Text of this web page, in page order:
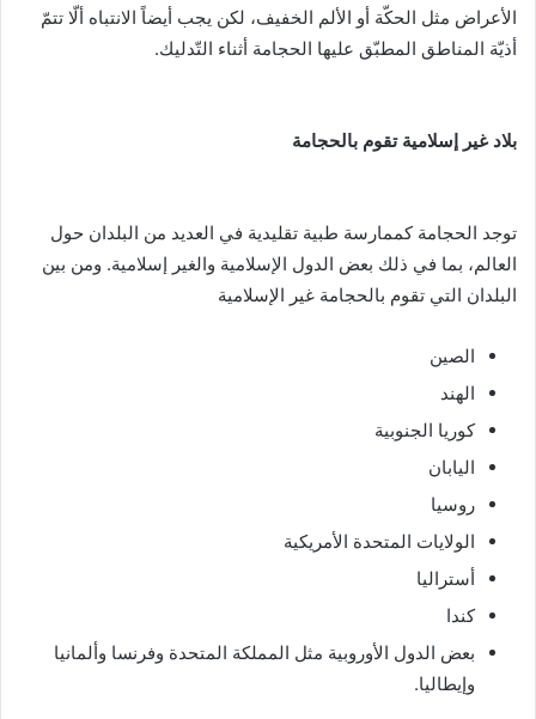
الأعراض مثل الحكّة أو الألم الخفيف، لكن يجب أيضاً الانتباه ألّا تتمّ
أذيّة المناطق المطبّق عليها الحجامة أثناء التّدليك.
بلاد غير إسلامية تقوم بالحجامة
توجد الحجامة كممارسة طبية تقليدية في العديد من البلدان حول
العالم، بما في ذلك بعض الدول الإسلامية والغير إسلامية. ومن بين
البلدان التي تقوم بالحجامة غير الإسلامية
الصين
الهند
كوريا الجنوبية
اليابان
روسيا
الولايات المتحدة الأمريكية
أستراليا
كندا
بعض الدول الأوروبية مثل المملكة المتحدة وفرنسا وألمانيا
وإيطاليا.